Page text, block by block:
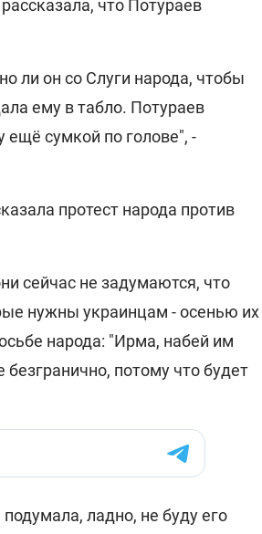
рассказала, что Потураев
ли он со Слуги народа, чтобы
ему в табло. Потураев
ещё сумкой по голове", -
протест народа против
сейчас не задумаются, что
нужны украинцам - осенью их
народа: "Ирма, набей им
потому что будет
ладно, не буду его